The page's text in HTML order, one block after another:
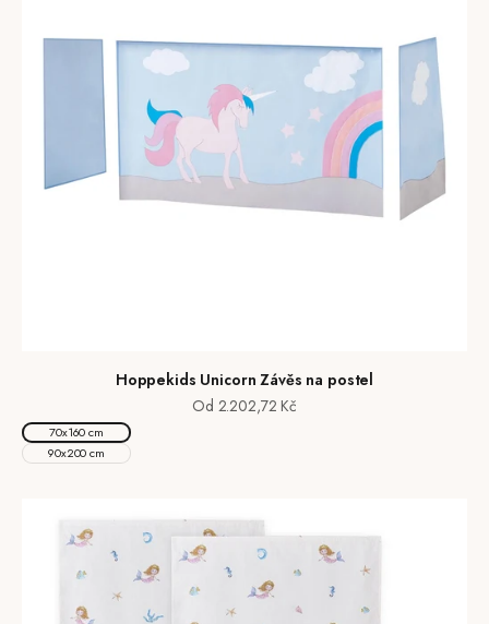
Hoppekids Unicorn Závěs na postel
Prodejní cena
Od 2.202,72 Kč
70x160 cm
90x200 cm